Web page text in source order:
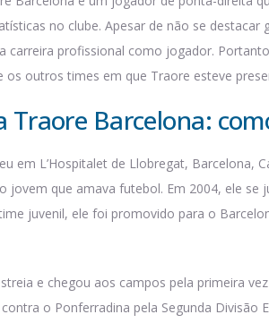
no clube. Apesar de não se
carreira profissional como jogador.
os outros times em que Traore esteve
Traore Barcelona:
em L’Hospitalet de Llobregat, Barcelona,
jovem que amava futebol. Em 2004, ele
juvenil, ele foi promovido para o
e chegou aos campos pela primeira
o Ponferradina pela Segunda Divisão